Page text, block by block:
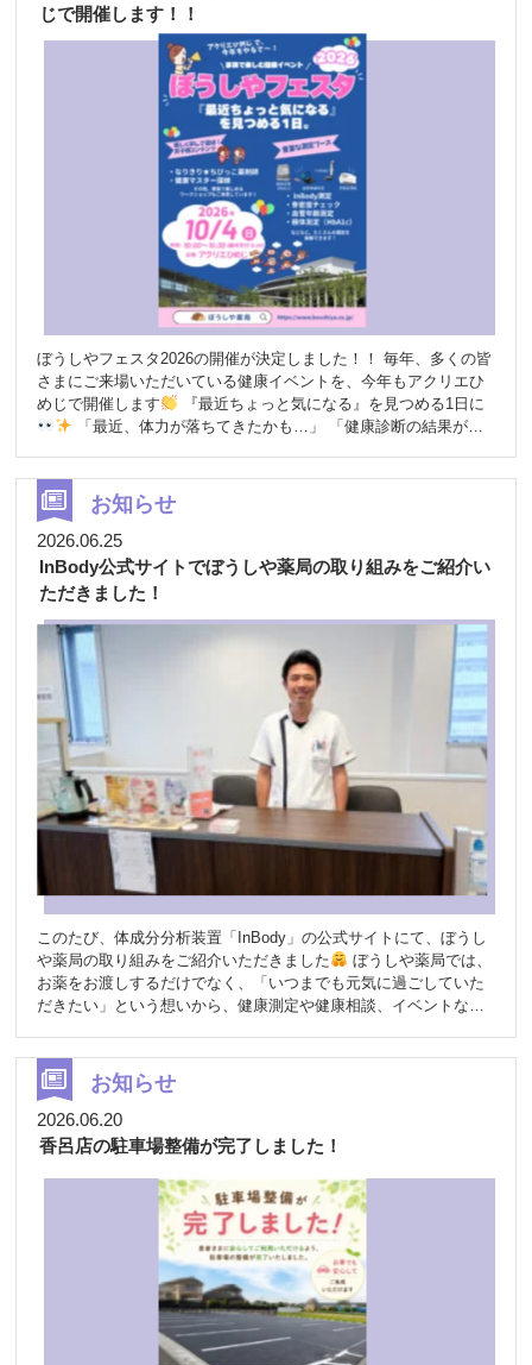
じで開催します！！
ぼうしやフェスタ2026の開催が決定しました！！ 毎年、多くの皆
さまにご来場いただいている健康イベントを、今年もアクリエひ
めじで開催します
『最近ちょっと気になる』を見つめる1日に
「最近、体力が落ちてきたかも…」 「健康診断の結果が少
です
会場では、 InBody測定・骨密度チェック・血管年齢測
定・HbA1c（検体測定）などなど、さまざまな健康測定を体験い
ただけます。 さらに、お子さま向けには 「なりきり★ちびっこ薬
剤師」や「健康マスター探検」など、遊びながら学べる人気コン
テンツもご用意！ そのほかにも、ご家族みんなで楽しめるワーク
ショップなど、盛りだくさんの内容を準備中です♪ お子さまから
大人まで、健康について気軽に知り、体験し、楽しめる一日とな
っています。 ご家族で、お友達同士で、もちろんお一人でも大歓
スタッフ一同、皆さまに楽しんでいただけるイベントになる
よう準備を進めていますので、ぜひお気軽にお越しください
詳
しい情報はホームぺージで更新していきますので、追ってお知ら
せいたします
間：10:00～15:30（最終受付 15:00） 会場：アクリエひめじ 健康
をもっと身近に。 「最近ちょっと気になる」を、この機会にチェ
ックしてみませんか？ ぼうしや薬局スタッフ一同、皆さまのお越
しをお待ちしております
お知らせ
2026.06.25
InBody公式サイトでぼうしや薬局の取り組みをご紹介い
ただきました！
このたび、体成分分析装置「InBody」の公式サイトにて、ぼうし
や薬局の取り組みをご紹介いただきました
ぼうしや薬局では、
お薬をお渡しするだけでなく、「いつまでも元気に過ごしていた
だきたい」という想いから、健康測定や健康相談、イベントなど
量などを測定できる機器です。測定結果をもとに薬剤師やスタッ
フと一緒に健康について考えるきっかけづくりとして、多くの方
にご利用いただいています
り組みや、私たちが大切にしている「地域の皆さまの健康を支え
からもぼうしや薬局は、地域の皆さまにとって身近で相談しやす
い薬局を目指し、健康づくりのお手伝いを続けてまいります
▼掲載記事はこちら
https://www.inbody.co.jp/boushiya/
お知らせ
2026.06.20
香呂店の駐車場整備が完了しました！